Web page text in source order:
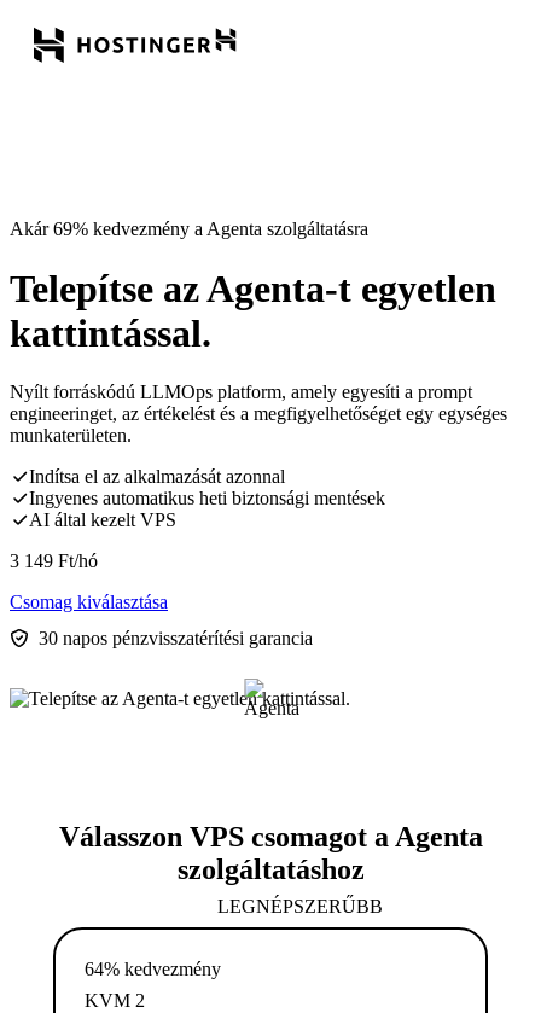
Akár 69% kedvezmény a Agenta szolgáltatásra
Telepítse az Agenta-t egyetlen
kattintással.
Nyílt forráskódú LLMOps platform, amely egyesíti a prompt
engineeringet, az értékelést és a megfigyelhetőséget egy egységes
munkaterületen.
Indítsa el az alkalmazását azonnal
Ingyenes automatikus heti biztonsági mentések
AI által kezelt VPS
3 149 Ft/hó
Csomag kiválasztása
30 napos pénzvisszatérítési garancia
Válasszon VPS csomagot a Agenta
szolgáltatáshoz
LEGNÉPSZERŰBB
64% kedvezmény
KVM 2